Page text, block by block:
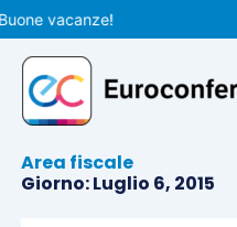
Vai
al
contenuto
vacanze!
Area fiscale
Giorno: Luglio 6, 2015